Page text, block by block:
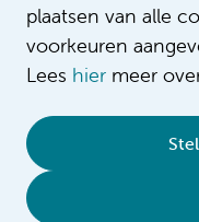
plaatsen van alle
voorkeuren
Lees hier meer